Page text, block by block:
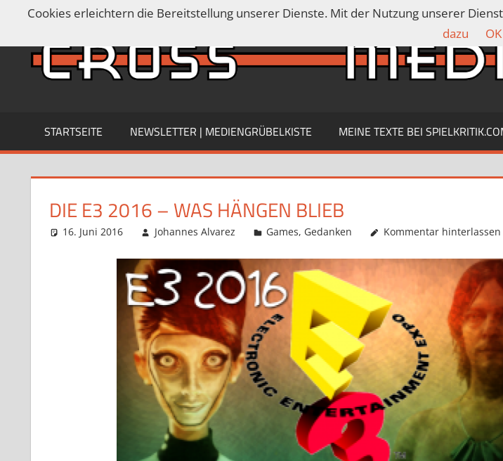
springen
Blog
über
Serien,
mehr…
nerd
culture
STARTSEITE NEWSLETTER | MEDIENGRÜBELKISTE MEINE TEXTE BEI
DIE E3 2016 – WAS HÄNGEN BLIEB
16. Juni 2016 Johannes Alvarez Games, Gedanken Kommentar hinterlassen
Cookies erleichtern die Bereitstellung unserer Dienste. Mit der Nutzung unserer
dazu
OK